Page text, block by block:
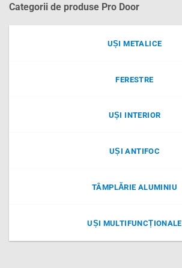
Categorii de produse Pro Door
UȘI METALICE
FERESTRE
UȘI INTERIOR
UȘI ANTIFOC
TÂMPLĂRIE ALUMINIU
UȘI MULTIFUNCȚIONALE